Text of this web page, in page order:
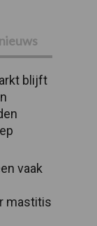
blijft
vaak
mastitis